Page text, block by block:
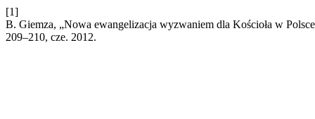
[1]
B. Giemza, „Nowa ewangelizacja wyzwaniem dla Kościoła w
209–210, cze. 2012.